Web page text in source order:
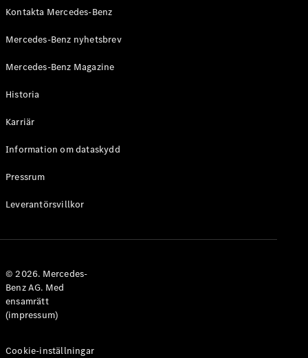
Store
VLE Elektrisk
Mercedes-
Kontakta Mercedes-Benz
Mercedes-Benz nyhetsbrev
Mercedes-Benz Magazine
Historia
Karriär
Information om dataskydd
Pressrum
Leverantörsvillkor
© 2026. Mercedes-
Benz AG. Med
ensamrätt
(impressum)
Cookie-inställningar